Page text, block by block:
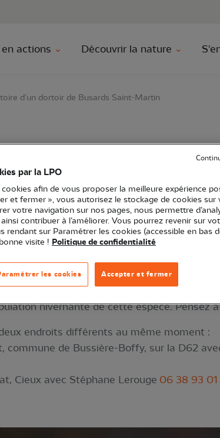
Aller à la
actions Découvrir la nature
d'un dortoir de Busards Saint-Martin
dortoir de
Point d'observation Sortie nature
dortoir ? En observant plusieurs sites le
hivernante de cette espèce. Pensez
endroits différents au même moment :
de Bussière-Boffy, sur la D62
Cieux avec Stéphane Lerouge 06 38 93 01
par la LPO
afin de vous proposer la meilleure expérience
et fermer », vous autorisez le stockage de cookies sur
votre navigation sur nos pages, nous permettre
ainsi contribuer à l’améliorer. Vous pourrez revenir sur
rendant sur Paramétrer les cookies (accessible en bas
visite ! Politique de confidentialité
Accepter et fermer
les cookies